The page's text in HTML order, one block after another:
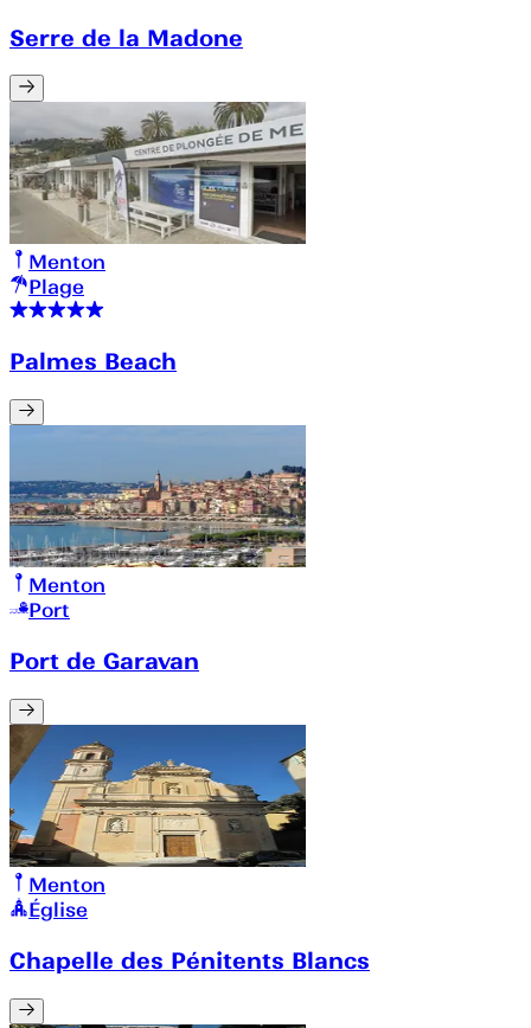
Serre de la Madone
Menton
Plage
Palmes Beach
Menton
Port
Port de Garavan
Menton
Église
Chapelle des Pénitents Blancs